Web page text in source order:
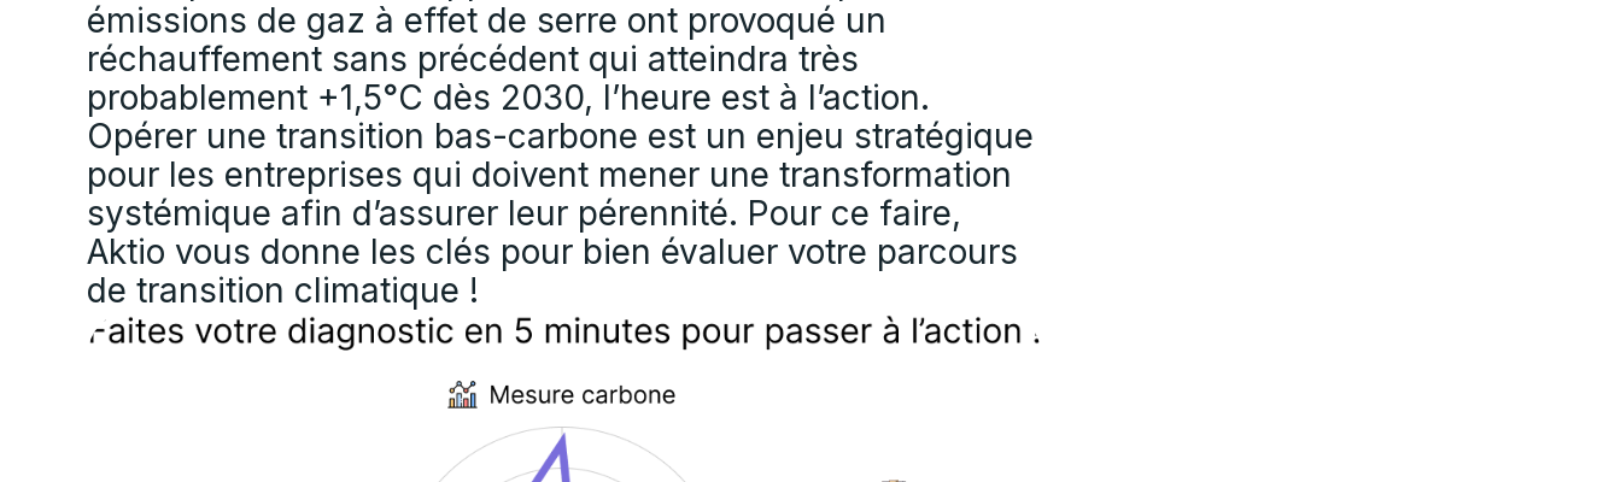
émissions de gaz à effet de serre ont provoqué un
réchauffement sans précédent qui atteindra très
probablement +1,5°C dès 2030, l’heure est à l’action.
Opérer une transition bas-carbone est un enjeu stratégique
pour les entreprises qui doivent mener une transformation
systémique afin d’assurer leur pérennité. Pour ce faire,
Aktio vous donne les clés pour bien évaluer votre parcours
de transition climatique !